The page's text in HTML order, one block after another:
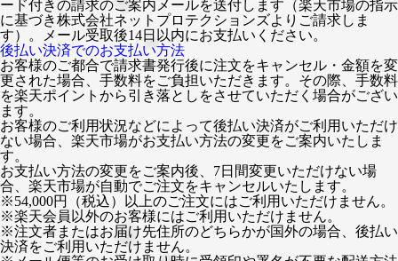
ード付きの請求のご案内メールを送付します（楽天市場の指示
に基づき株式会社ネットプロテクションズよりご請求しま
す）。メール受取後14日以内にお支払いください。
後払い決済でのお支払い方法
お客様のご都合で請求書発行後に注文をキャンセル・金額を変
更された場合、手数料をご負担いただきます。その際、手数料
を楽天ポイントから引き落としをさせていただく場合がござい
ます。
お客様のご利用状況などによって後払い決済がご利用いただけ
ない場合、楽天市場がお支払い方法の変更をご案内いたしま
す。
お支払い方法の変更をご案内後、7日間変更いただけない場
合、楽天市場が自動でご注文をキャンセルいたします。
※54,000円（税込）以上のご注文にはご利用いただけません。
※楽天会員以外のお客様にはご利用いただけません。
※注文者またはお届け先住所のどちらかが国外の場合、後払い
決済をご利用いただけません。